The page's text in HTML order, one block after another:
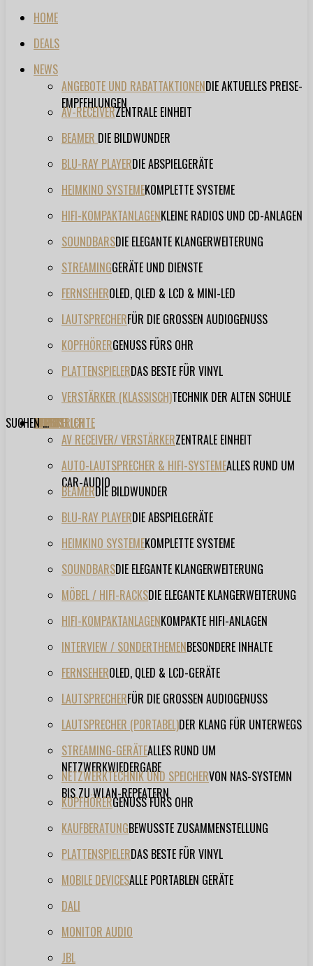
HOME
DEALS
NEWS
ANGEBOTE UND RABATTAKTIONENDIE AKTUELLES PREISE-
EMPFEHLUNGEN
AV-RECEIVERZENTRALE EINHEIT
BEAMER DIE BILDWUNDER
BLU-RAY PLAYERDIE ABSPIELGERÄTE
HEIMKINO SYSTEMEKOMPLETTE SYSTEME
HIFI-KOMPAKTANLAGENKLEINE RADIOS UND CD-ANLAGEN
SOUNDBARSDIE ELEGANTE KLANGERWEITERUNG
STREAMINGGERÄTE UND DIENSTE
FERNSEHEROLED, QLED & LCD & MINI-LED
LAUTSPRECHERFÜR DIE GROSSEN AUDIOGENUSS
KOPFHÖRERGENUSS FÜRS OHR
PLATTENSPIELERDAS BESTE FÜR VINYL
VERSTÄRKER (KLASSISCH)TECHNIK DER ALTEN SCHULE
TESTBERICHTE
AV RECEIVER/ VERSTÄRKERZENTRALE EINHEIT
AUTO-LAUTSPRECHER & HIFI-SYSTEMEALLES RUND UM
CAR-AUDIO
BEAMERDIE BILDWUNDER
BLU-RAY PLAYERDIE ABSPIELGERÄTE
HEIMKINO SYSTEMEKOMPLETTE SYSTEME
SOUNDBARSDIE ELEGANTE KLANGERWEITERUNG
MÖBEL / HIFI-RACKSDIE ELEGANTE KLANGERWEITERUNG
HIFI-KOMPAKTANLAGENKOMPAKTE HIFI-ANLAGEN
INTERVIEW / SONDERTHEMENBESONDERE INHALTE
FERNSEHEROLED, QLED & LCD-GERÄTE
LAUTSPRECHERFÜR DIE GROSSEN AUDIOGENUSS
LAUTSPRECHER (PORTABEL)DER KLANG FÜR UNTERWEGS
STREAMING-GERÄTEALLES RUND UM
NETZWERKWIEDERGABE
NETZWERKTECHNIK UND SPEICHERVON NAS-SYSTEMN
BIS ZU WLAN-REPEATERN
KOPFHÖRERGENUSS FÜRS OHR
KAUFBERATUNGBEWUSSTE ZUSAMMENSTELLUNG
PLATTENSPIELERDAS BESTE FÜR VINYL
MOBILE DEVICESALLE PORTABLEN GERÄTE
FORUM
FILME
VIDEOS
HERSTELLER
DALI
MONITOR AUDIO
JBL
EVENT
SUCHEN ...